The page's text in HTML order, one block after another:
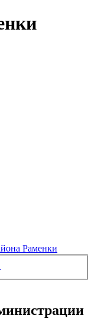
Раменки